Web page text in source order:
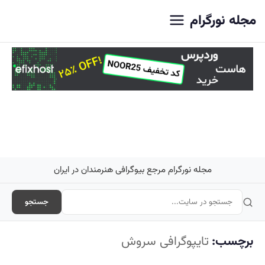
مجله نورگرام
مجله نورگرام مرجع بیوگرافی هنرمندان در ایران
جستجو
برچسب: تایپوگرافی سروش